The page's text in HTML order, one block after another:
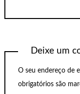
Deixe um
O seu endereço de
obrigatórios são